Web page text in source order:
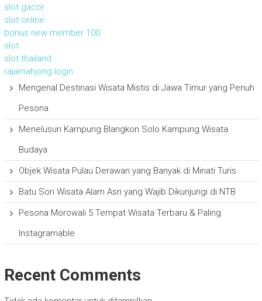
slot gacor
slot online
bonus new member 100
slot
slot thailand
rajamahjong login
Mengenal Destinasi Wisata Mistis di Jawa Timur yang Penuh
Pesona
Menelusuri Kampung Blangkon Solo Kampung Wisata
Budaya
Objek Wisata Pulau Derawan yang Banyak di Minati Turis
Batu Sori Wisata Alam Asri yang Wajib Dikunjungi di NTB
Pesona Morowali 5 Tempat Wisata Terbaru & Paling
Instagramable
Recent Comments